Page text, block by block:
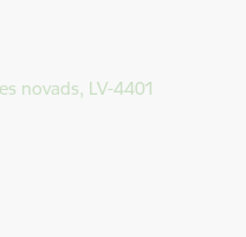
novads, LV-4401